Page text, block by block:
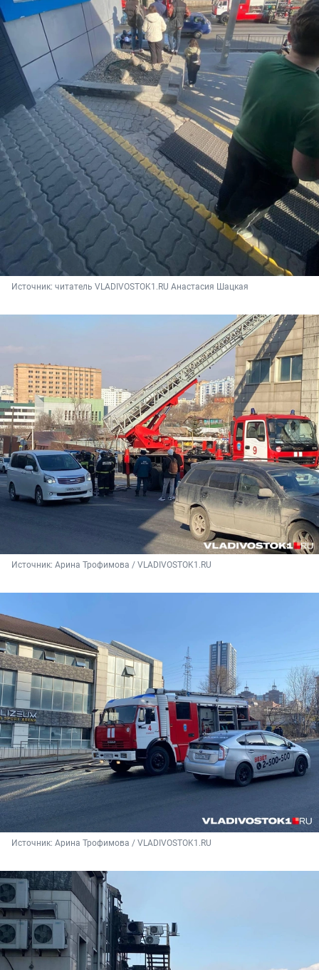
Источник: читатель VLADIVOSTOK1.RU Анастасия Шацкая
Источник: Арина Трофимова / VLADIVOSTOK1.RU
Источник: Арина Трофимова / VLADIVOSTOK1.RU